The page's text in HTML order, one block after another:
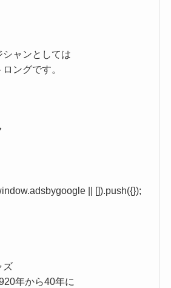
ャンとしては
ングです。
|| []).push({});
ズ
年から40年に